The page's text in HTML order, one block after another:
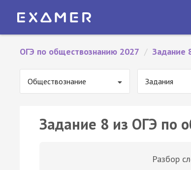
ОГЭ по обществознанию 2027 / Задание
Обществознание Задания
Задание 8 из ОГЭ по
Разбор